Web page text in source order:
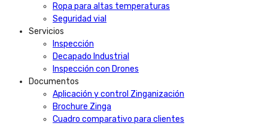
Ropa para altas temperaturas
Seguridad vial
Servicios
Inspección
Decapado Industrial
Inspección con Drones
Documentos
Aplicación y control Zinganización
Brochure Zinga
Cuadro comparativo para clientes